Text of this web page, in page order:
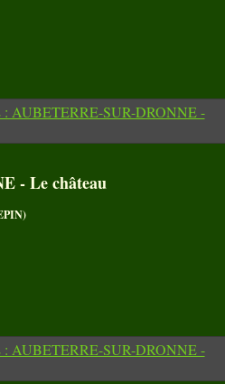
- Le château